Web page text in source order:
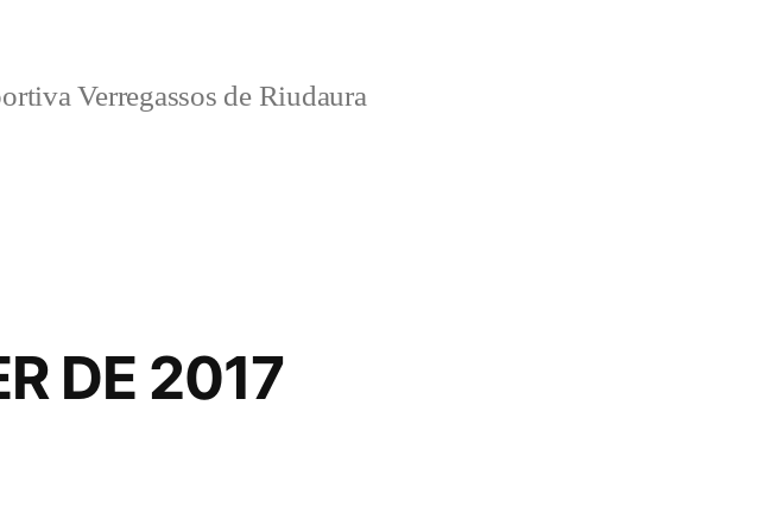
Verregassos de Riudaura
DE 2017